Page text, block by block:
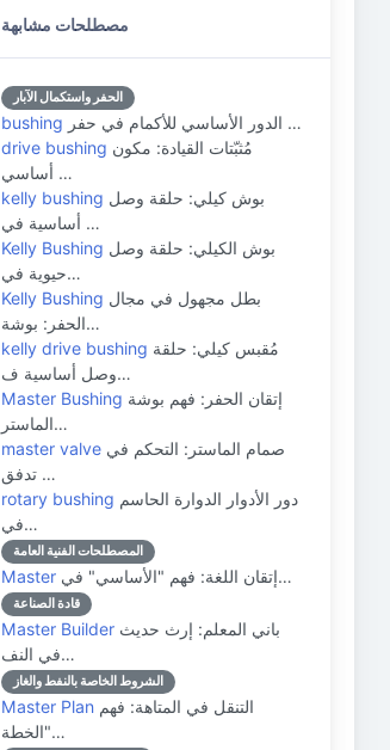
مصطلحات مشابهة
الحفر واستكمال الآبار
bushing
الدور الأساسي للأكمام في حفر …
drive bushing
أساسي …
kelly bushing
أساسية في …
Kelly Bushing
حيوية في…
Kelly Bushing
الحفر: بوشة…
kelly drive bushing
وصل أساسية ف…
Master Bushing
الماستر…
master valve
تدفق …
rotary bushing
في…
المصطلحات الفنية العامة
Master إتقان اللغة: فهم "الأساسي" في…
قادة الصناعة
Master Builder
في النف…
الشروط الخاصة بالنفط والغاز
Master Plan
"الخطة…